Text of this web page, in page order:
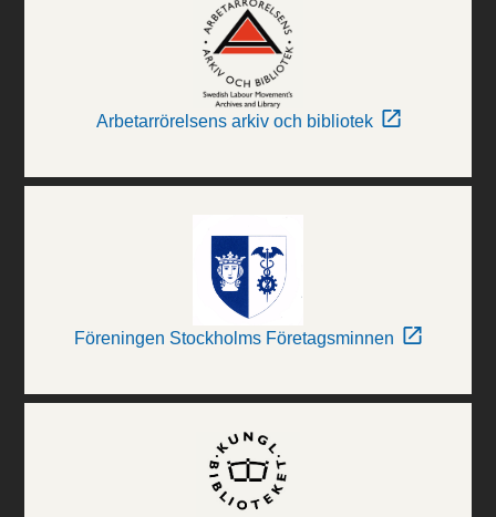
Arbetarrörelsens arkiv och bibliotek
Föreningen Stockholms Företagsminnen